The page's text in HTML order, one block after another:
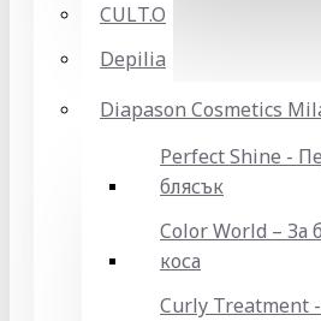
CULT.O
Depilia
Diapason Cosmetics
Perfect Shine -
блясък
Color World – За
коса
Curly Treatment